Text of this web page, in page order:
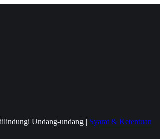
Undang-undang | Syarat & Ketentuan